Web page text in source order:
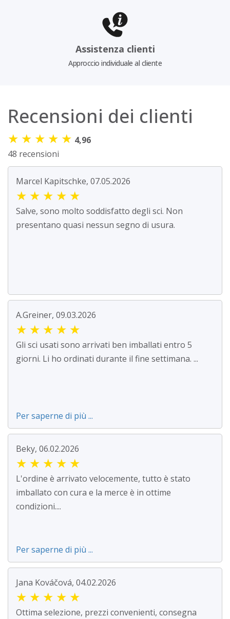
Assistenza clienti
Approccio individuale al cliente
Recensioni dei clienti
★ ★ ★ ★ ★ 4,96
48 recensioni
Marcel Kapitschke, 07.05.2026
★ ★ ★ ★ ★
Salve, sono molto soddisfatto degli sci. Non
presentano quasi nessun segno di usura.
A.Greiner, 09.03.2026
★ ★ ★ ★ ★
Gli sci usati sono arrivati ben imballati entro 5
giorni. Li ho ordinati durante il fine settimana. ...
Per saperne di più ...
Beky, 06.02.2026
★ ★ ★ ★ ★
L'ordine è arrivato velocemente, tutto è stato
imballato con cura e la merce è in ottime
condizioni....
Per saperne di più ...
Jana Kováčová, 04.02.2026
★ ★ ★ ★ ★
Ottima selezione, prezzi convenienti, consegna